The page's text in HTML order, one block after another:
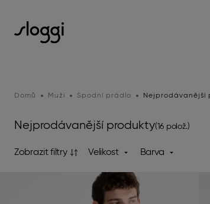
Domů Muži Spodní prádlo Nejprodávanější
Nejprodávanější produkty(16 polož.)
Zobrazit filtry Velikost Barva